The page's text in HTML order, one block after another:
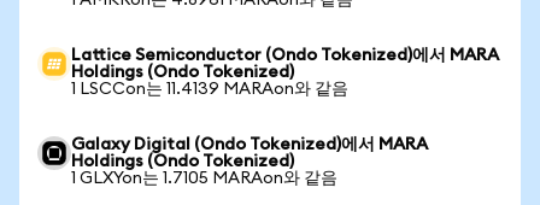
Lattice Semiconductor (Ondo Tokenized)에서 MARA
Holdings (Ondo Tokenized)
1 LSCCon는 11.4139 MARAon와 같음
Galaxy Digital (Ondo Tokenized)에서 MARA
Holdings (Ondo Tokenized)
1 GLXYon는 1.7105 MARAon와 같음